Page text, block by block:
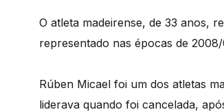
O atleta madeirense, de 33 anos,
representado nas épocas de
Rúben Micael foi um dos atletas
liderava quando foi cancelada,